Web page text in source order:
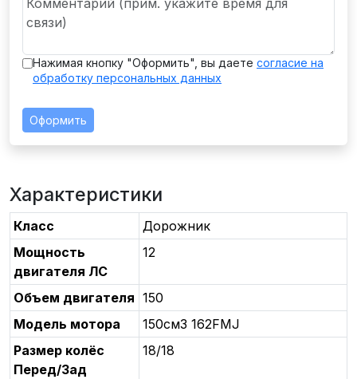
Нажимая кнопку "Оформить", вы даете согласие на
обработку персональных данных
Оформить
Характеристики
Класс
Дорожник
Мощность
двигателя ЛС
12
Объем двигателя 150
Модель мотора
150см3 162FMJ
Размер колёс
Перед/Зад
18/18